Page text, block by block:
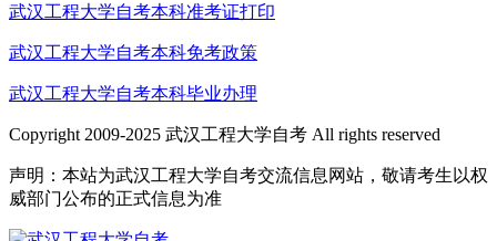
武汉工程大学自考本科准考证打印
武汉工程大学自考本科免考政策
武汉工程大学自考本科毕业办理
Copyright 2009-2025 武汉工程大学自考 All rights reserved
声明：本站为武汉工程大学自考交流信息网站，敬请考生以权
威部门公布的正式信息为准